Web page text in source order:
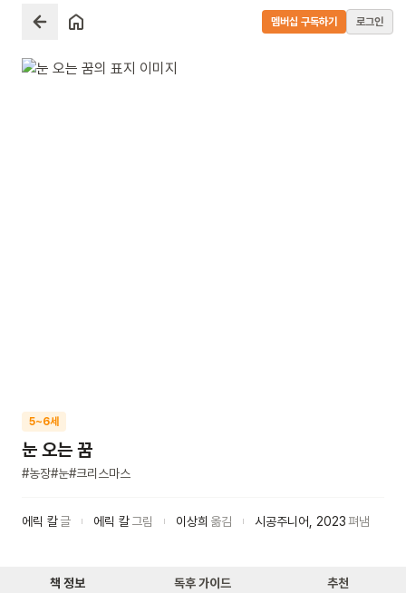
멤버십 구독하기 로그인
5~6세
눈 오는 꿈
#농장#눈#크리스마스
에릭 칼글 에릭 칼그림 이상희 옮김 시공주니어 2023펴냄
책 정보 독후 가이드 추천